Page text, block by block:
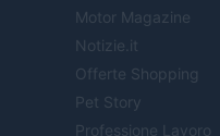
Motor Magazine
Notizie.it
Offerte Shopping
Pet Story
Professione Lavoro